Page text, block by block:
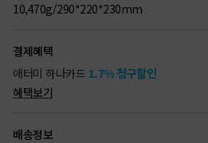
10,470g/290*220*230mm
결제혜택
애터미 하나카드 1.7% 청구할인
혜택보기
배송정보